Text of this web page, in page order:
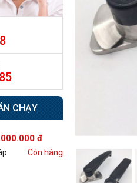
CHẠY
nghiệp
đ
đ
30- 50- 70 Lít
đ
Còn hàng